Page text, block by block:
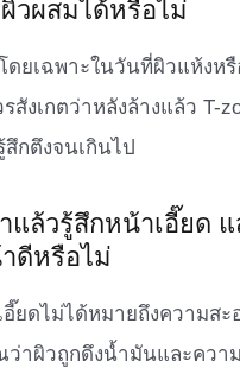
วผสมได้หรือไม่
ดยเฉพาะในวันที่ผิวแห้งหรื
สังเกตว่าหลังล้างแล้ว T-
กตึงจนเกินไป
แล้วรู้สึกหน้าเอี๊ยด แ
ดีหรือไม่
ยดไม่ได้หมายถึงความสะ
าผิวถูกดึงน้ำมันและควา